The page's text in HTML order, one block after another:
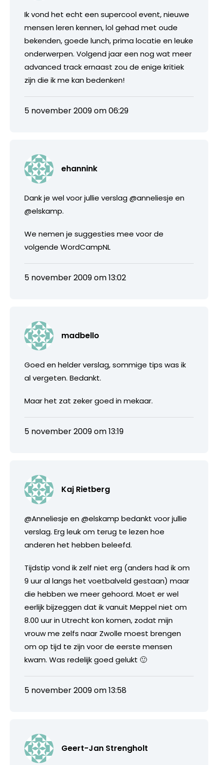
Ik vond het echt een supercool event, nieuwe
mensen leren kennen, lol gehad met oude
bekenden, goede lunch, prima locatie en leuke
onderwerpen. Volgend jaar een nog wat meer
advanced track ernaast zou de enige kritiek
zijn die ik me kan bedenken!
5 november 2009 om 06:29
ehannink
Dank je wel voor jullie verslag @anneliesje en
@elskamp.
We nemen je suggesties mee voor de
volgende WordCampNL
5 november 2009 om 13:02
madbello
Goed en helder verslag, sommige tips was ik
al vergeten. Bedankt.
Maar het zat zeker goed in mekaar.
5 november 2009 om 13:19
Kaj Rietberg
@Anneliesje en @elskamp bedankt voor jullie
verslag. Erg leuk om terug te lezen hoe
anderen het hebben beleefd.
Tijdstip vond ik zelf niet erg (anders had ik om
9 uur al langs het voetbalveld gestaan) maar
die hebben we meer gehoord. Moet er wel
eerlijk bijzeggen dat ik vanuit Meppel niet om
8.00 uur in Utrecht kon komen, zodat mijn
vrouw me zelfs naar Zwolle moest brengen
om op tijd te zijn voor de eerste mensen
kwam. Was redelijk goed gelukt 🙂
5 november 2009 om 13:58
Geert-Jan Strengholt